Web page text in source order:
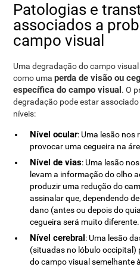
Patologias e
associados a
campo visual
Uma degradação do campo
como umaperda de visão ou
específica do campo visual. O
degradação pode estar
níveis:
Nível ocular: Uma lesão nos
provocar uma cegueira na
Nível de vias: Uma lesão
levam a informação do olho
produzir uma redução do
assinalar que, dependendo
dano (antes ou depois do
cegueira será muito diferente.
Nível cerebral: Uma lesão
(situadas no lóbulo occipital)
do campo visual semelhante